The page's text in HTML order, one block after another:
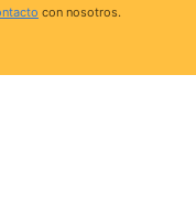
con nosotros.